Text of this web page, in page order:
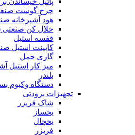
چرخ گوشت
هود آشپزخانه
خلال کن صنعتی
قفسه استیل
کابینت استیل
گاری حمل
میز کار استیل
بلندر
دستگاه وکیوم
تجهیزات برودتی
شاک فریزر
یخساز
یخچال
فریزر